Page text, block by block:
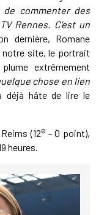
de commenter des
Rennes. C’est un
dernière, Romane
notre site, le portrait
extrêmement
chose en lien
déjà hâte de lire le
(12e- 0 point),
heures.